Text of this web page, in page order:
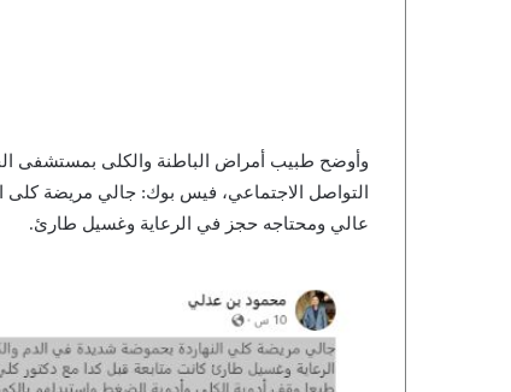
وأوضح طبيب ‏أمراض الباطنة والكلى بمستشفى
عالي ومحتاجه حجز في الرعاية وغسيل طارئ.